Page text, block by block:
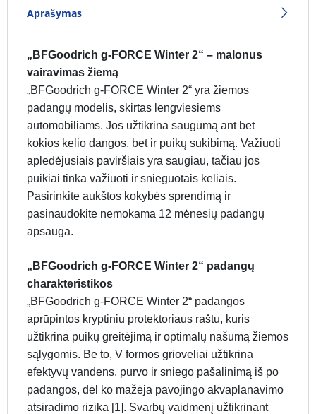
Aprašymas
„BFGoodrich g-FORCE Winter 2“ – malonus
vairavimas žiemą
„BFGoodrich g-FORCE Winter 2“ yra žiemos
padangų modelis, skirtas lengviesiems
automobiliams. Jos užtikrina saugumą ant bet
kokios kelio dangos, bet ir puikų sukibimą. Važiuoti
apledėjusiais paviršiais yra saugiau, tačiau jos
puikiai tinka važiuoti ir snieguotais keliais.
Pasirinkite aukštos kokybės sprendimą ir
pasinaudokite nemokama 12 mėnesių padangų
apsauga.
„BFGoodrich g-FORCE Winter 2“ padangų
charakteristikos
„BFGoodrich g-FORCE Winter 2“ padangos
aprūpintos kryptiniu protektoriaus raštu, kuris
užtikrina puikų greitėjimą ir optimalų našumą žiemos
sąlygomis. Be to, V formos grioveliai užtikrina
efektyvų vandens, purvo ir sniego pašalinimą iš po
padangos, dėl ko mažėja pavojingo akvaplanavimo
atsiradimo rizika [1]. Svarbų vaidmenį užtikrinant